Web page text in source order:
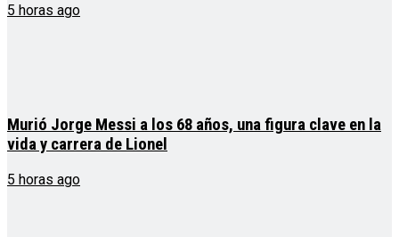
5 horas ago
Murió Jorge Messi a los 68 años, una figura clave en la
vida y carrera de Lionel
5 horas ago